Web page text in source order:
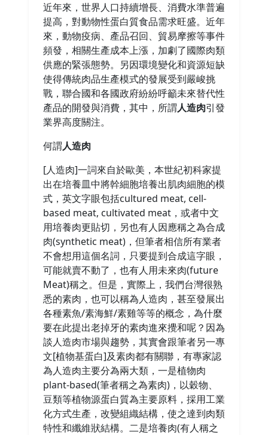
近年來，世界人口持續增長、消費水準普遍
提高，對動物性蛋白質食品需求旺盛。近年
來，動物疫病、產品召回、貿易摩擦等事件
頻發，相關生產成本上漲，加劇了國際肉類
供應的緊張態勢。另因環境變化和資源短缺
使得傳統肉品生產模式的發展受到嚴峻挑
戰，聯合國和各國政府紛紛呼籲未來替代性
產品的開發與消費，其中，所謂人造肉引發
業界高度關注。
何謂人造肉
[人造肉]一詞來自於歐美，本世紀初科家提
出在培養皿中將幹細胞培養出肌肉細胞的模
式，英文字眼包括cultured meat, cell-
based meat, cultivated meat，或者中文
用培養肉更貼切，另也有人因應稱之為合成
肉(synthetic meat)，但筆者相信所有業者
不會想用這個名詞，只要提到合成這字眼，
可能就賣不動了，也有人用未來肉(future
Meat)稱之。但是，實際上，我們台灣很熟
悉的素肉，也可以稱為人造肉，甚至發展出
各種素魚/素海鮮/素雞等等的概念，為什麼
要在此提出老掉牙的素肉進來攪和呢？因為
談人造肉市場與趨勢，其實會跟筆者另一專
文[植物基蛋白]及素肉都有關聯，有專家認
為人造肉主要分為兩大類，一是植物肉
plant-based(筆者稱之為素肉)，以穀物、
豆類等植物源蛋白質為主要原料，採用工業
化方式生產，改變組織結構，使之達到肉類
特性和纖維狀結構。二是培養肉(有人稱之